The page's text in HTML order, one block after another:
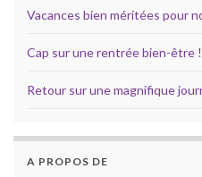
Vacances bien méritées pour
Cap sur une rentrée bien-être !
Retour sur une magnifique
A PROPOS DE